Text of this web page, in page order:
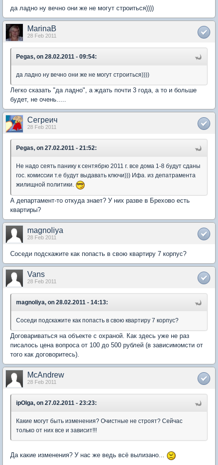
да ладно ну вечно они же не могут строиться))))
MarinaB
28 Feb 2011
Pegas, on 28.02.2011 - 09:54:
да ладно ну вечно они же не могут строиться))))
Легко сказать "да ладно", а ждать почти 3 года, а то и больше
будет, не очень.....
Сегреич
28 Feb 2011
Pegas, on 27.02.2011 - 21:52:
Не надо сеять панику к сентябрю 2011 г. все дома 1-8 будут сданы
гос. комиссии т.е будут выдавать ключи))) Ифа. из депатрамента
жилищной политики.
А департамент-то откуда знает? У них разве в Брехово есть
квартиры?
magnoliya
28 Feb 2011
Соседи подскажите как попасть в свою квартиру 7 корпус?
Vans
28 Feb 2011
magnoliya, on 28.02.2011 - 14:13:
Соседи подскажите как попасть в свою квартиру 7 корпус?
Договариваться на объекте с охраной. Как здесь уже не раз
писалось цена вопроса от 100 до 500 рублей (в зависимомсти от
того как договоритесь).
McAndrew
28 Feb 2011
ipOlga, on 27.02.2011 - 23:23:
Какие могут быть изменения? Очистные не строят? Сейчас
только от них все и зависит!!!
Да какие изменения? У нас же ведь всё вылизано...